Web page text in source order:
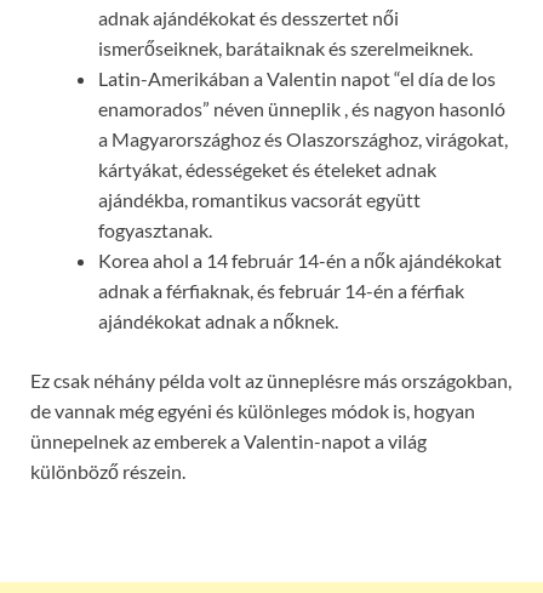
adnak ajándékokat és desszertet női
ismerőseiknek, barátaiknak és szerelmeiknek.
Latin-Amerikában a Valentin napot “el día de los
enamorados” néven ünneplik , és nagyon hasonló
a Magyarországhoz és Olaszországhoz, virágokat,
kártyákat, édességeket és ételeket adnak
ajándékba, romantikus vacsorát együtt
fogyasztanak.
Korea ahol a 14 február 14-én a nők ajándékokat
adnak a férfiaknak, és február 14-én a férfiak
ajándékokat adnak a nőknek.
Ez csak néhány példa volt az ünneplésre más országokban,
de vannak még egyéni és különleges módok is, hogyan
ünnepelnek az emberek a Valentin-napot a világ
különböző részein.